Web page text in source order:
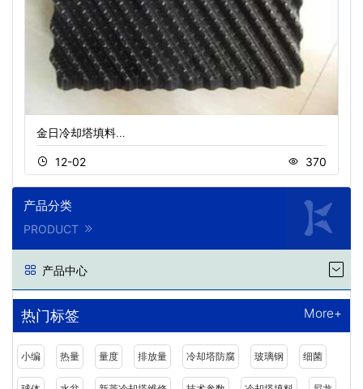
金日冷却塔填料…
12-02 370
产品分类
PRODUCT
产品中心
热门标签 More+
小编 热量 量度 排放量 冷却塔防腐 玻璃钢 细菌